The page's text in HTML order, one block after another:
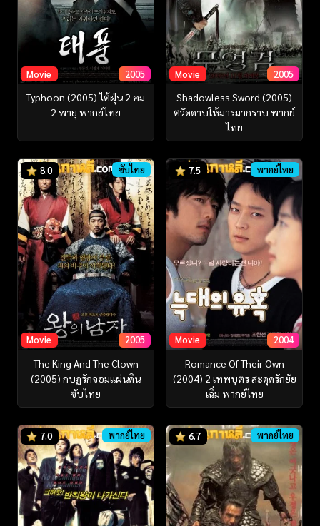
Movie 2005
Typhoon (2005) ไต้ฝุ่น 2 คม
2 พายุ พากย์ไทย
Movie 2005
Shadowless Sword (2005)
ตวัดดาบให้มารมากราบ พากย์
ไทย
8.0 ซับไทย
Movie 2005
The King And The Clown
(2005) กบฏรักจอมแผ่นดิน
ซับไทย
7.5 พากย์ไทย
Movie 2004
Romance Of Their Own
(2004) 2 เทพบุตร สะดุดรักยัย
เฉิ่ม พากย์ไทย
7.0 พากย์ไทย 6.7 พากย์ไทย